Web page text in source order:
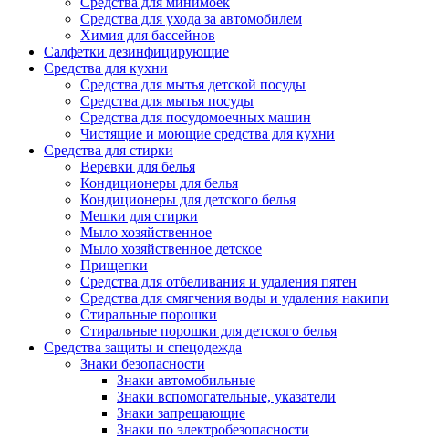
Средства для ухода за автомобилем
Химия для бассейнов
Салфетки дезинфицирующие
Средства для кухни
Средства для мытья детской посуды
Средства для мытья посуды
Средства для посудомоечных машин
Чистящие и моющие средства для кухни
Средства для стирки
Веревки для белья
Кондиционеры для белья
Кондиционеры для детского белья
Мешки для стирки
Мыло хозяйственное
Мыло хозяйственное детское
Прищепки
Средства для отбеливания и удаления пятен
Средства для смягчения воды и удаления накипи
Стиральные порошки
Стиральные порошки для детского белья
Средства защиты и спецодежда
Знаки безопасности
Знаки автомобильные
Знаки вспомогательные, указатели
Знаки запрещающие
Знаки по электробезопасности